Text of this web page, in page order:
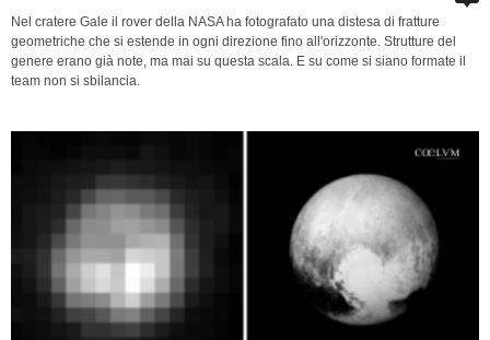
Nel cratere Gale il rover della NASA ha fotografato una distesa di fratture
geometriche che si estende in ogni direzione fino all'orizzonte. Strutture del
genere erano già note, ma mai su questa scala. E su come si siano formate il
team non si sbilancia.